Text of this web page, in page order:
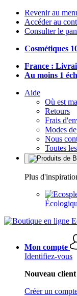
Revenir au
Accéder au
Consulter le
Cosmétiques
France :
Au moins 1
Aide
Où est
Retours
Frais
Modes
Nous
Toutes
Plus
Mon compte
Identifiez-vous
Nouveau client
Créer un